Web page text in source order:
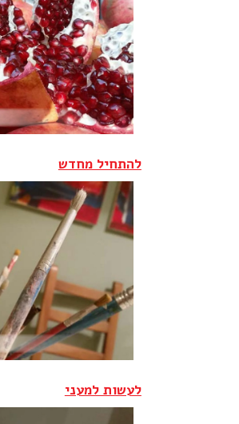
להתחיל מחדש
לעשות למעני